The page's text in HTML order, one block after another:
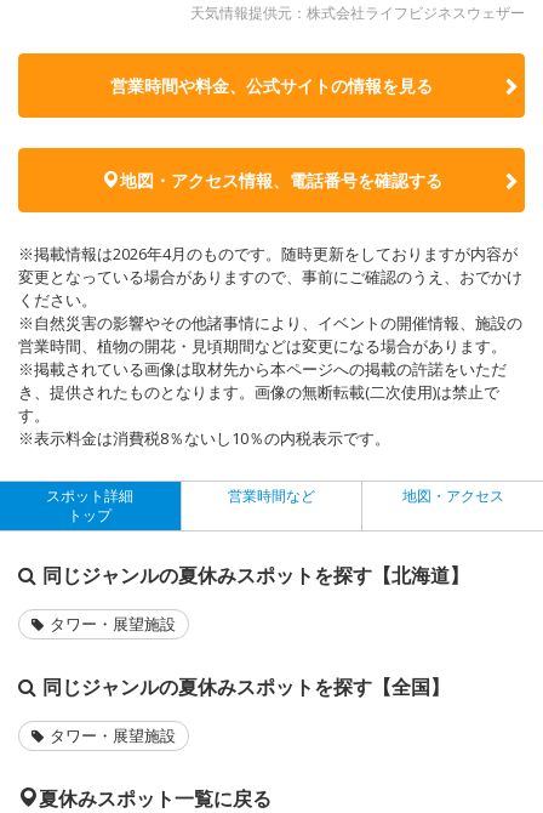
天気情報提供元：株式会社ライフビジネスウェザー
営業時間や料金、公式サイトの情報を見る
地図・アクセス情報、電話番号を確認する
※掲載情報は2026年4月のものです。随時更新をしておりますが内容が
変更となっている場合がありますので、事前にご確認のうえ、おでかけ
ください。
※自然災害の影響やその他諸事情により、イベントの開催情報、施設の
営業時間、植物の開花・見頃期間などは変更になる場合があります。
※掲載されている画像は取材先から本ページへの掲載の許諾をいただ
き、提供されたものとなります。画像の無断転載(二次使用)は禁止で
す。
※表示料金は消費税8％ないし10％の内税表示です。
スポット詳細
トップ
営業時間など 地図・アクセス
同じジャンルの夏休みスポットを探す【北海道】
タワー・展望施設
同じジャンルの夏休みスポットを探す【全国】
タワー・展望施設
夏休みスポット一覧に戻る